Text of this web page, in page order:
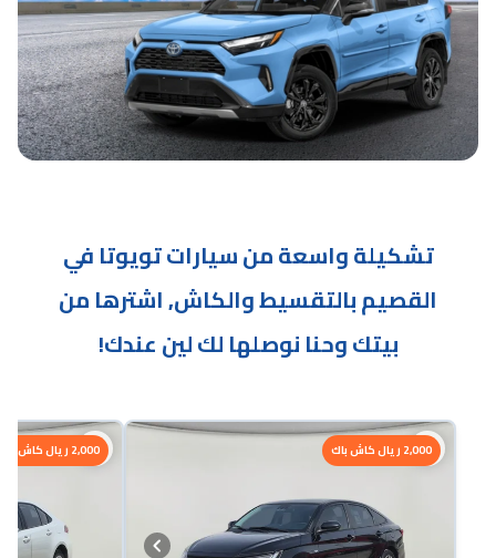
تشكيلة واسعة من سيارات تويوتا في
القصيم بالتقسيط والكاش, اشترها من
بيتك وحنا نوصلها لك لين عندك!
2,000 ريال كاش باك 2,000 ريال كاش باك